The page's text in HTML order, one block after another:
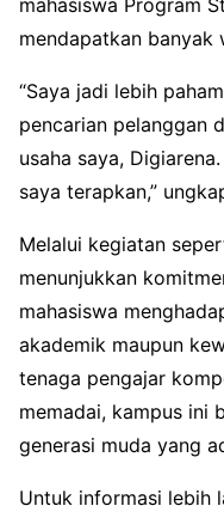
mahasiswa Program
mendapatkan banyak
“Saya jadi lebih
pencarian pelanggan
usaha saya,
saya terapkan,”
Melalui kegiatan
menunjukkan
mahasiswa
akademik maupun
tenaga pengajar
memadai, kampus ini
generasi muda yang
Untuk informasi lebih